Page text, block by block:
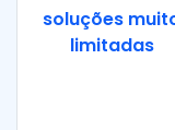
soluções
limitadas